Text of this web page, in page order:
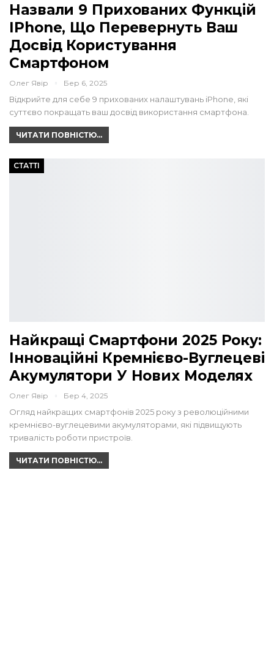
Назвали 9 Прихованих Функцій
IPhone, Що Перевернуть Ваш
Досвід Користування
Смартфоном
Олег Явір Бер 6, 2025
Відкрийте для себе 9 прихованих налаштувань iPhone, які
суттєво покращать ваш досвід використання смартфона.
ЧИТАТИ ПОВНІСТЮ...
СТАТТІ
Найкращі Смартфони 2025 Року:
Інноваційні Кремнієво-Вуглецеві
Акумулятори У Нових Моделях
Олег Явір Бер 4, 2025
Огляд найкращих смартфонів 2025 року з революційними
кремнієво-вуглецевими акумуляторами, які підвищують
тривалість роботи пристроїв.
ЧИТАТИ ПОВНІСТЮ...